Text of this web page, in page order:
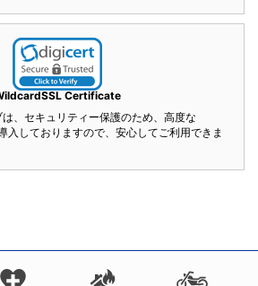
Certificate
、セキュリティー保護のため、高度な
入しておりますので、安心してご利用できま